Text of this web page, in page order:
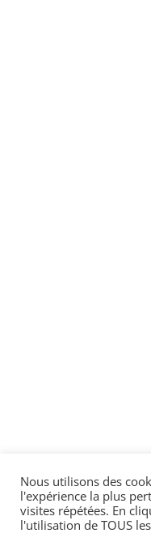
Nous utilisons des
l'expérience la plus
visites répétées. En
l'utilisation de TOUS